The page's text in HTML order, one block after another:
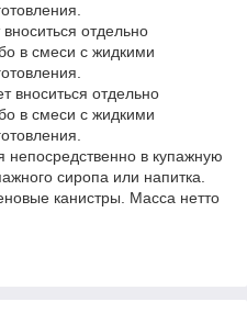
отдельно
в смеси с жидкими
вноситься отдельно
в смеси с жидкими
непосредственно в купажную
сиропа или напитка.
канистры. Масса нетто